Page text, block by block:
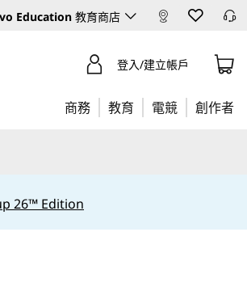
Education 教育商店
登入/建立帳戶
商務 教育 電競 創作者
26™ Edition